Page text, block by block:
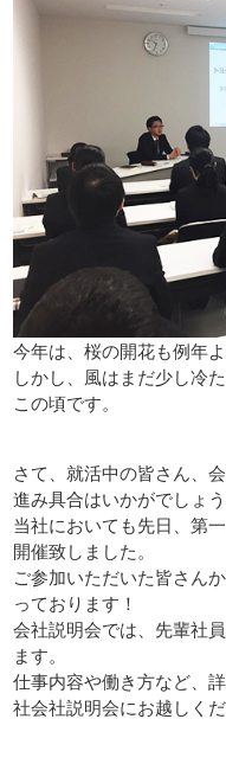
今年は、桜の開花も例年
しかし、風はまだ少し冷
この頃です。
さて、就活中の皆さん、
進み具合はいかがでしょ
当社においても先日、第
開催致しました。
ご参加いただいた皆さん
っております！
会社説明会では、先輩社
ます。
仕事内容や働き方など、
社会社説明会にお越しくだ